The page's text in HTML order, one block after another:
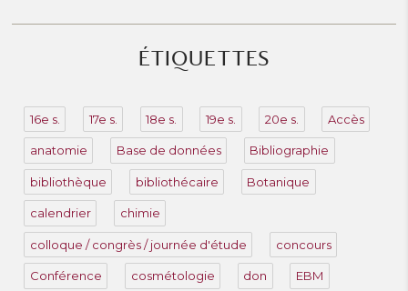
ÉTIQUETTES
16e s. 17e s. 18e s. 19e s. 20e s. Accès
anatomie Base de données Bibliographie
bibliothèque bibliothécaire Botanique
calendrier chimie
colloque / congrès / journée d'étude concours
Conférence cosmétologie don EBM